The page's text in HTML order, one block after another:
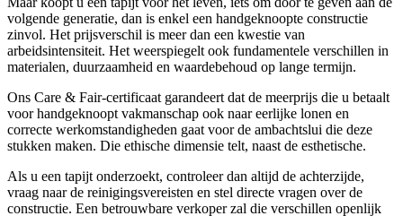
volgende generatie, dan is enkel een handgeknoopte constructie
zinvol. Het prijsverschil is meer dan een kwestie van
arbeidsintensiteit. Het weerspiegelt ook fundamentele verschillen in
materialen, duurzaamheid en waardebehoud op lange termijn.
Ons Care & Fair-certificaat garandeert dat de meerprijs die u betaalt
voor handgeknoopt vakmanschap ook naar eerlijke lonen en
correcte werkomstandigheden gaat voor de ambachtslui die deze
stukken maken. Die ethische dimensie telt, naast de esthetische.
Als u een tapijt onderzoekt, controleer dan altijd de achterzijde,
vraag naar de reinigingsvereisten en stel directe vragen over de
constructie. Een betrouwbare verkoper zal die verschillen openlijk